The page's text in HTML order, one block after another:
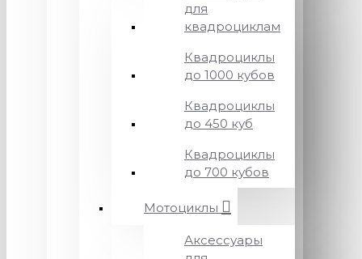
для
квадроциклам
Квадроциклы
до 1000 кубов
Квадроциклы
до 450 куб
Квадроциклы
до 700 кубов
Мотоциклы
Аксессуары